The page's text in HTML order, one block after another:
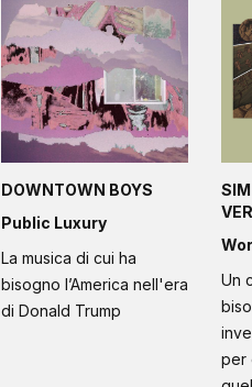
DOWNTOWN BOYS
Public Luxury
La musica di cui ha
bisogno l’America nell'era
di Donald Trump
Un
per